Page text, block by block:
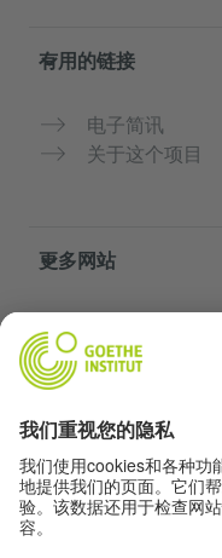
有用的链接
电子简讯
关于这个项目
更多网站
免费练习德语
歌德学院的德语
隐私与无障碍